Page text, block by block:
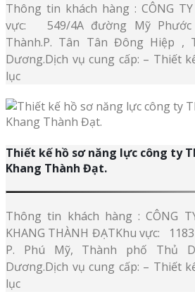
Thông tin khách hàng : CÔNG TY
vực: 549/4A đường Mỹ Phước
Thành.P. Tân Tân Đông Hiệp ,
Dương.Dịch vụ cung cấp: – Thiết
lục
Thiết kế hồ sơ năng lực công ty
Khang Thành Đạt.
Thông tin khách hàng : CÔNG
KHANG THÀNH ĐẠTKhu vực:
P. Phú Mỹ, Thành phố Thủ
Dương.Dịch vụ cung cấp: – Thiết
lục